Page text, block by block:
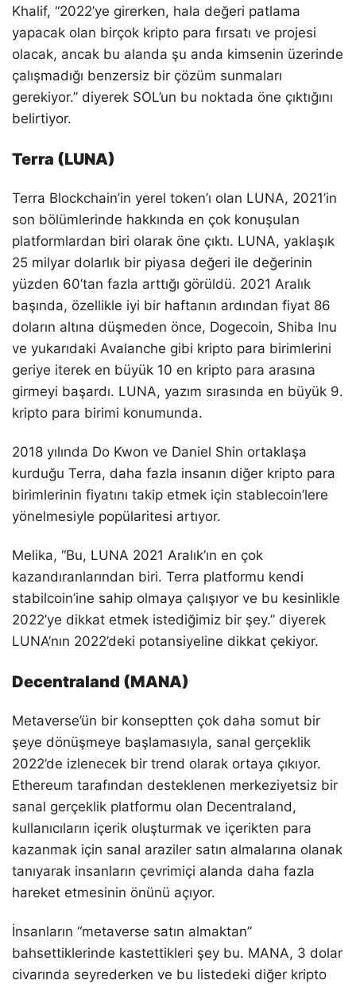
Khalif, “2022’ye girerken, hala değeri patlama
yapacak olan birçok kripto para fırsatı ve projesi
olacak, ancak bu alanda şu anda kimsenin üzerinde
çalışmadığı benzersiz bir çözüm sunmaları
gerekiyor.” diyerek SOL’un bu noktada öne çıktığını
belirtiyor.
Terra (LUNA)
Terra Blockchain’in yerel token’ı olan LUNA, 2021’in
son bölümlerinde hakkında en çok konuşulan
platformlardan biri olarak öne çıktı. LUNA, yaklaşık
25 milyar dolarlık bir piyasa değeri ile değerinin
yüzden 60’tan fazla arttığı görüldü. 2021 Aralık
başında, özellikle iyi bir haftanın ardından fiyat 86
doların altına düşmeden önce, Dogecoin, Shiba Inu
ve yukarıdaki Avalanche gibi kripto para birimlerini
geriye iterek en büyük 10 en kripto para arasına
girmeyi başardı. LUNA, yazım sırasında en büyük 9.
kripto para birimi konumunda.
2018 yılında Do Kwon ve Daniel Shin ortaklaşa
kurduğu Terra, daha fazla insanın diğer kripto para
birimlerinin fiyatını takip etmek için stablecoin’lere
yönelmesiyle popülaritesi artıyor.
Melika, “Bu, LUNA 2021 Aralık’ın en çok
kazandıranlarından biri. Terra platformu kendi
stabilcoin’ine sahip olmaya çalışıyor ve bu kesinlikle
2022’ye dikkat etmek istediğimiz bir şey.” diyerek
LUNA’nın 2022’deki potansiyeline dikkat çekiyor.
Decentraland (MANA)
Metaverse’ün bir konseptten çok daha somut bir
şeye dönüşmeye başlamasıyla, sanal gerçeklik
2022’de izlenecek bir trend olarak ortaya çıkıyor.
Ethereum tarafından desteklenen merkeziyetsiz bir
sanal gerçeklik platformu olan Decentraland,
kullanıcıların içerik oluşturmak ve içerikten para
kazanmak için sanal araziler satın almalarına olanak
tanıyarak insanların çevrimiçi alanda daha fazla
hareket etmesinin önünü açıyor.
İnsanların “metaverse satın almaktan”
bahsettiklerinde kastettikleri şey bu. MANA, 3 dolar
civarında seyrederken ve bu listedeki diğer kripto